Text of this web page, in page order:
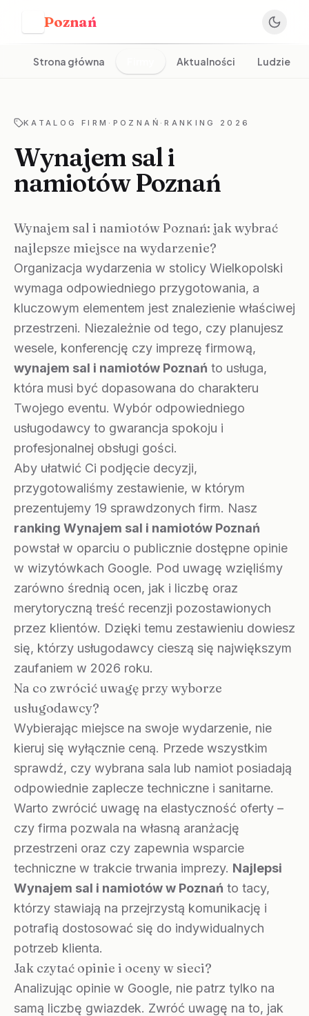
Poznań
Strona główna Aktualności Ludzie
KATALOG FIRM · POZNAŃ ·RANKING 2026
Wynajem sal i
namiotów Poznań
Wynajem sal i namiotów Poznań: jak wybrać
najlepsze miejsce na wydarzenie?
Organizacja wydarzenia w stolicy Wielkopolski
wymaga odpowiedniego przygotowania, a
kluczowym elementem jest znalezienie właściwej
przestrzeni. Niezależnie od tego, czy planujesz
wesele, konferencję czy imprezę firmową,
wynajem sal i namiotów Poznań to usługa,
która musi być dopasowana do charakteru
Twojego eventu. Wybór odpowiedniego
usługodawcy to gwarancja spokoju i
profesjonalnej obsługi gości.
Aby ułatwić Ci podjęcie decyzji,
przygotowaliśmy zestawienie, w którym
prezentujemy 19 sprawdzonych firm. Nasz
ranking Wynajem sal i namiotów Poznań
powstał w oparciu o publicznie dostępne opinie
w wizytówkach Google. Pod uwagę wzięliśmy
zarówno średnią ocen, jak i liczbę oraz
merytoryczną treść recenzji pozostawionych
przez klientów. Dzięki temu zestawieniu dowiesz
się, którzy usługodawcy cieszą się największym
zaufaniem w 2026 roku.
Na co zwrócić uwagę przy wyborze
usługodawcy?
Wybierając miejsce na swoje wydarzenie, nie
kieruj się wyłącznie ceną. Przede wszystkim
sprawdź, czy wybrana sala lub namiot posiadają
odpowiednie zaplecze techniczne i sanitarne.
Warto zwrócić uwagę na elastyczność oferty –
czy firma pozwala na własną aranżację
przestrzeni oraz czy zapewnia wsparcie
techniczne w trakcie trwania imprezy. Najlepsi
Wynajem sal i namiotów w Poznań to tacy,
którzy stawiają na przejrzystą komunikację i
potrafią dostosować się do indywidualnych
potrzeb klienta.
Jak czytać opinie i oceny w sieci?
Analizując opinie w Google, nie patrz tylko na
samą liczbę gwiazdek. Zwróć uwagę na to, jak